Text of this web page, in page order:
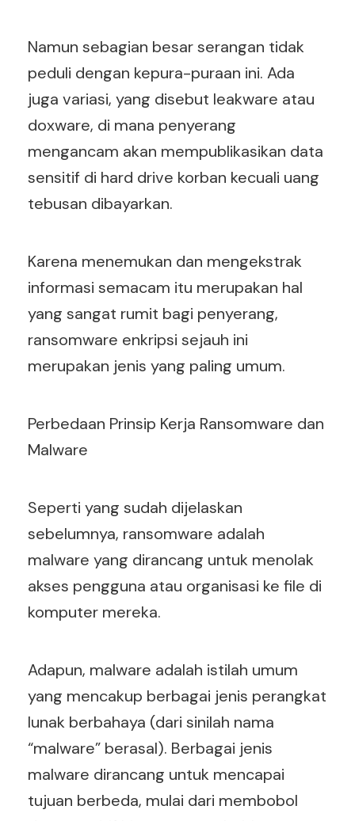
Namun sebagian besar serangan tidak
peduli dengan kepura-puraan ini. Ada
juga variasi, yang disebut leakware atau
doxware, di mana penyerang
mengancam akan mempublikasikan data
sensitif di hard drive korban kecuali uang
tebusan dibayarkan.
Karena menemukan dan mengekstrak
informasi semacam itu merupakan hal
yang sangat rumit bagi penyerang,
ransomware enkripsi sejauh ini
merupakan jenis yang paling umum.
Perbedaan Prinsip Kerja Ransomware dan
Malware
Seperti yang sudah dijelaskan
sebelumnya, ransomware adalah
malware yang dirancang untuk menolak
akses pengguna atau organisasi ke file di
komputer mereka.
Adapun, malware adalah istilah umum
yang mencakup berbagai jenis perangkat
lunak berbahaya (dari sinilah nama
“malware” berasal). Berbagai jenis
malware dirancang untuk mencapai
tujuan berbeda, mulai dari membobol